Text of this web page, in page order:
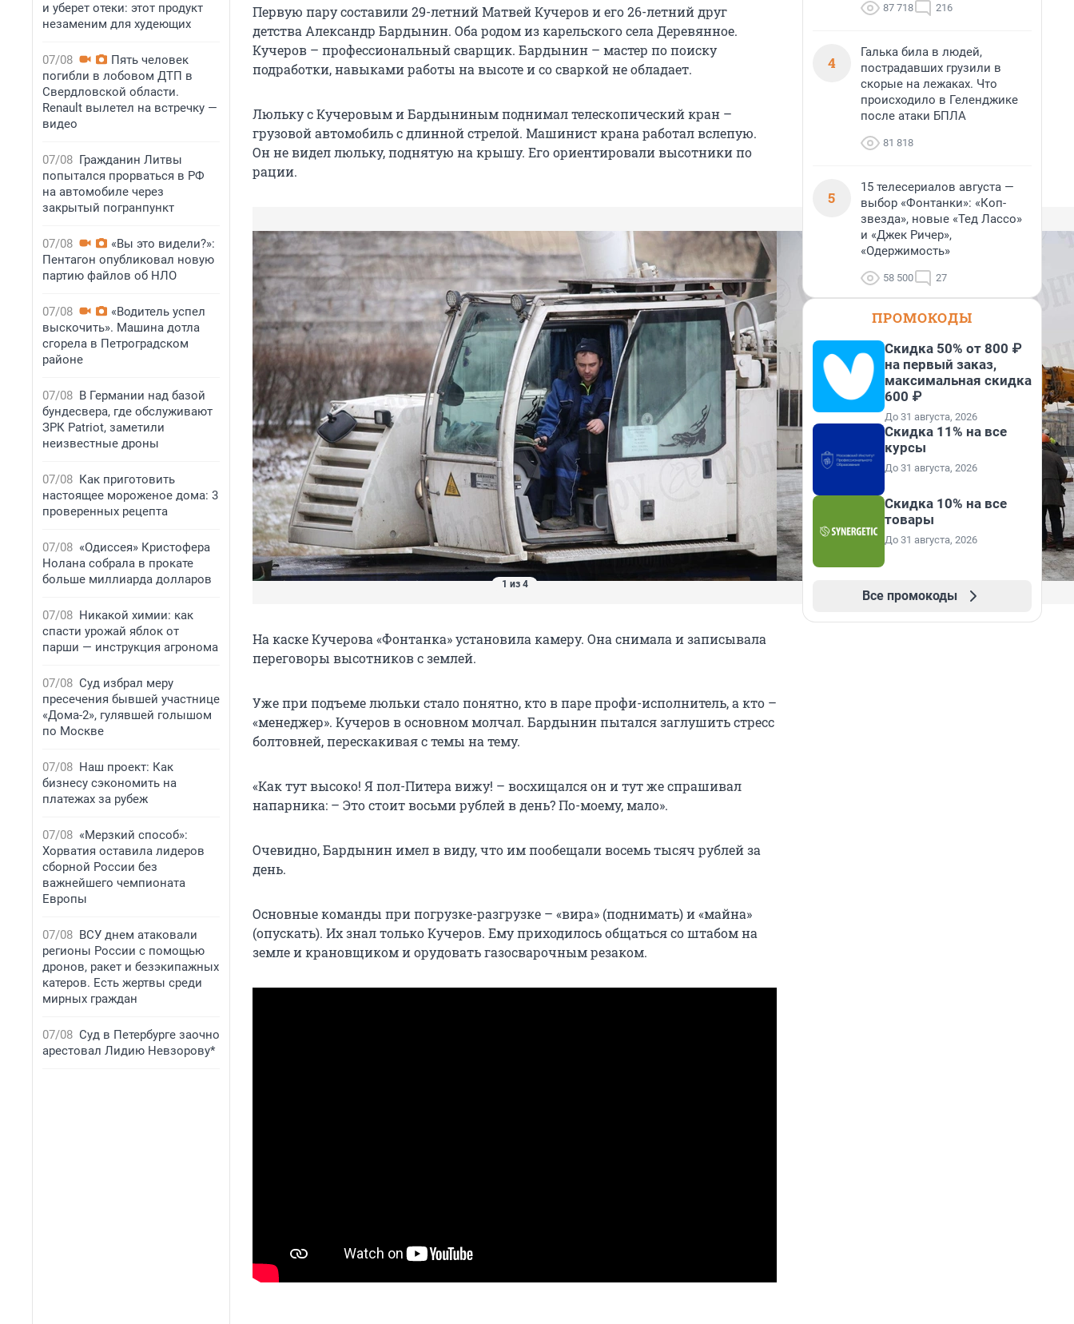
и уберет отеки: этот продукт
незаменим для худеющих
07/08
Пять человек
погибли в лобовом ДТП в
Свердловской области.
Renault вылетел на встречку —
видео
07/08 Гражданин Литвы
попытался прорваться в РФ
на автомобиле через
закрытый погранпункт
07/08
«Вы это видели?»:
Пентагон опубликовал новую
партию файлов об НЛО
07/08
«Водитель успел
выскочить». Машина дотла
сгорела в Петроградском
районе
07/08 В Германии над базой
бундесвера, где обслуживают
ЗРК Patriot, заметили
неизвестные дроны
07/08 Как приготовить
настоящее мороженое дома: 3
проверенных рецепта
07/08 «Одиссея» Кристофера
Нолана собрала в прокате
больше миллиарда долларов
07/08 Никакой химии: как
спасти урожай яблок от
парши — инструкция агронома
07/08 Суд избрал меру
пресечения бывшей участнице
«Дома-2», гулявшей голышом
по Москве
07/08 Наш проект: Как
бизнесу сэкономить на
платежах за рубеж
07/08 «Мерзкий способ»:
Хорватия оставила лидеров
сборной России без
важнейшего чемпионата
Европы
07/08 ВСУ днем атаковали
регионы России с помощью
дронов, ракет и безэкипажных
катеров. Есть жертвы среди
мирных граждан
07/08 Суд в Петербурге заочно
арестовал Лидию Невзорову*
Первую пару составили 29-летний Матвей Кучеров и его 26-летний друг
детства Александр Бардынин. Оба родом из карельского села Деревянное.
Кучеров – профессиональный сварщик. Бардынин – мастер по поиску
подработки, навыками работы на высоте и со сваркой не обладает.
Люльку с Кучеровым и Бардыниным поднимал телескопический кран –
грузовой автомобиль с длинной стрелой. Машинист крана работал вслепую.
Он не видел люльку, поднятую на крышу. Его ориентировали высотники по
рации.
1 из 4
На каске Кучерова «Фонтанка» установила камеру. Она снимала и записывала
переговоры высотников с землей.
Уже при подъеме люльки стало понятно, кто в паре профи-исполнитель, а кто –
«менеджер». Кучеров в основном молчал. Бардынин пытался заглушить стресс
болтовней, перескакивая с темы на тему.
«Как тут высоко! Я пол-Питера вижу! – восхищался он и тут же спрашивал
напарника: – Это стоит восьми рублей в день? По-моему, мало».
Очевидно, Бардынин имел в виду, что им пообещали восемь тысяч рублей за
день.
Основные команды при погрузке-разгрузке – «вира» (поднимать) и «майна»
(опускать). Их знал только Кучеров. Ему приходилось общаться со штабом на
земле и крановщиком и орудовать газосварочным резаком.
87 718 216
4
Галька била в людей,
пострадавших грузили в
скорые на лежаках. Что
происходило в Геленджике
после атаки БПЛА
81 818
5
15 телесериалов августа —
выбор «Фонтанки»: «Коп-
звезда», новые «Тед Лассо»
и «Джек Ричер»,
«Одержимость»
58 500 27
ПРОМОКОДЫ
Скидка 50% от 800 ₽
на первый заказ,
максимальная скидка
600 ₽
До 31 августа, 2026
Скидка 11% на все
курсы
До 31 августа, 2026
Скидка 10% на все
товары
До 31 августа, 2026
Все промокоды